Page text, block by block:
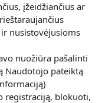
įžeidžiančius ar
nusistovėjusioms
nuožiūra pašalinti
Naudotojo pateiktą
registraciją, blokuoti,